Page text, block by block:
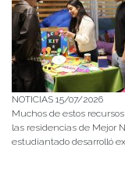
NOTICIAS 15/07/2026
Muchos de estos
las residencias de Mejor
estudiantado desarrolló